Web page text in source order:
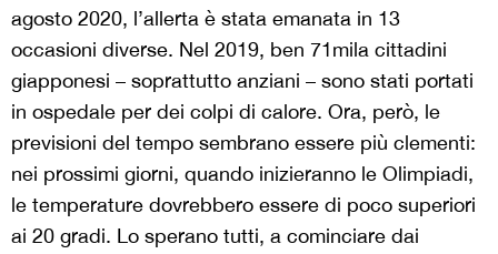
agosto 2020, l’allerta è stata emanata in 13
occasioni diverse. Nel 2019, ben 71mila cittadini
giapponesi – soprattutto anziani – sono stati portati
in ospedale per dei colpi di calore. Ora, però, le
previsioni del tempo sembrano essere più clementi:
nei prossimi giorni, quando inizieranno le Olimpiadi,
le temperature dovrebbero essere di poco superiori
ai 20 gradi. Lo sperano tutti, a cominciare dai